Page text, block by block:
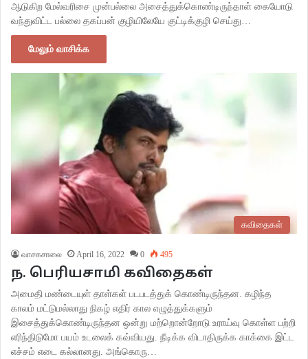
ஆடுகிற மேல்வரிசை முன்பல்லை அசைத்துக்கொண்டிருந்தாள் கையோடு
வந்துவிட்ட பல்லை தகப்பன் குழியிலேயே குட்டிக்குழி செய்து…
மேலும் வாசிக்க
கவிதைகள்
வாசகசாலை April 16, 2022 0 495
ந. பெரியசாமி கவிதைகள்
அமைதி மண்டையுள் தாள்கள் படபடத்துக் கொண்டிருந்தன. கழிந்த
காலம் மட்டுமல்லாது நிகழ் எதிர் கால எழுத்துக்களும்
இசைத்துக்கொண்டிருந்தன ஒன்று மற்றொன்றோடு உராய்வு கொள்ள பற்றி
எரிந்திடுமோ பயம் உடலைக் கவ்வியது. நீடிக்க விடாதிருக்க காக்கை இட்ட
எச்சம் எடை கல்லானது. அங்கொரு…